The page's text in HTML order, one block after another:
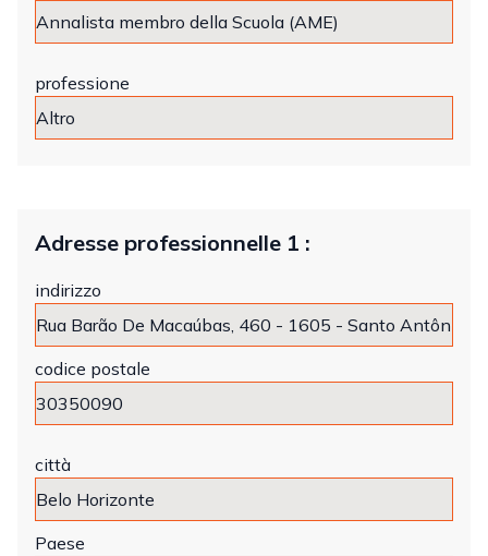
professione
Adresse professionnelle 1 :
indirizzo
codice postale
città
Paese